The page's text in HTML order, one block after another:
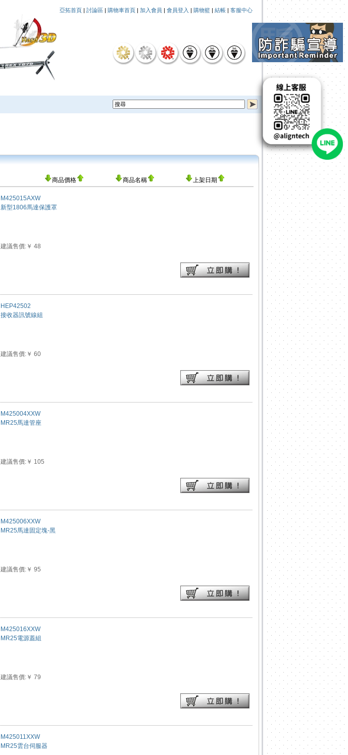
亞拓首頁 | 討論區 | 購物車首頁 | 加入會員 | 會員登入 | 購物籃 | 結帳 | 客服中心
商品價格 商品名稱 上架日期
M425015AXW
新型1806馬達保護罩
建議售價:￥ 48
HEP42502
接收器訊號線組
建議售價:￥ 60
M425004XXW
MR25馬達管座
建議售價:￥ 105
M425006XXW
MR25馬達固定塊-黑
建議售價:￥ 95
M425016XXW
MR25電源蓋組
建議售價:￥ 79
M425011XXW
MR25雲台伺服器